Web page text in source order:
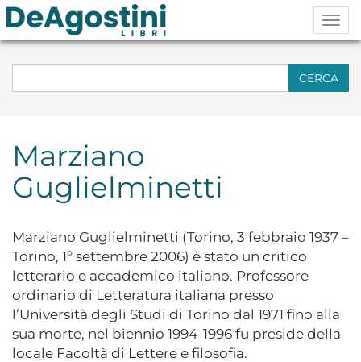
CERCA
Marziano
Guglielminetti
Marziano Guglielminetti (Torino, 3 febbraio 1937 –
Torino, 1º settembre 2006) è stato un critico
letterario e accademico italiano. Professore
ordinario di Letteratura italiana presso
l’Università degli Studi di Torino dal 1971 fino alla
sua morte, nel biennio 1994-1996 fu preside della
locale Facoltà di Lettere e filosofia.